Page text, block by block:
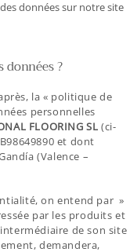
données sur notre site
données ?
la « politique de
personnelles
FLOORING SL (ci-
et dont
(Valence –
on entend par »
par les produits et
de son site
demandera,